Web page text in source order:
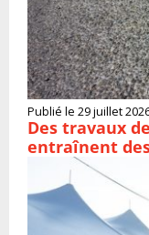
Publié le 29 juillet
Des travaux
entraînent